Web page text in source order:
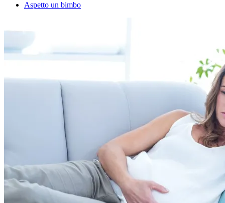
Aspetto un bimbo